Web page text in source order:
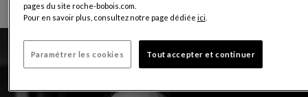
pages du site roche-bobois.com.
Pour en savoir plus, consultez notre page dédiée ici.
Paramétrer les cookies Tout accepter et continuer